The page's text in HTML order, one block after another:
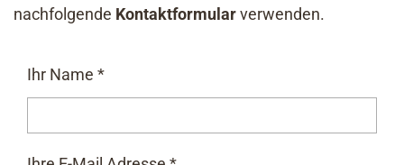
nachfolgende Kontaktformularverwenden.
Ihr Name *